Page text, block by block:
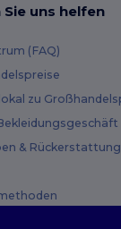
Sie uns helfen
(FAQ)
zu
&